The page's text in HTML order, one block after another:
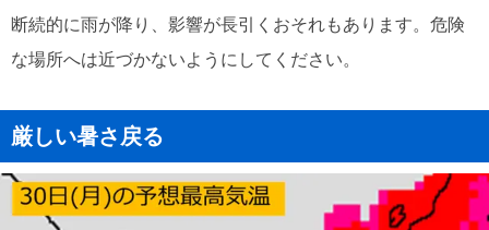
断続的に雨が降り、影響が長引くおそれもあります。危険
な場所へは近づかないようにしてください。
厳しい暑さ戻る